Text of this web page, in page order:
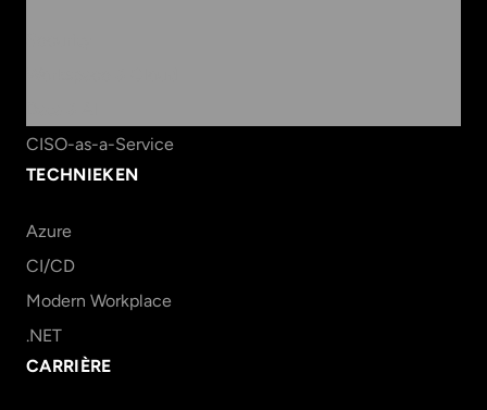
CISO-as-a-Service
TECHNIEKEN
Azure
CI/CD
Modern Workplace
.NET
CARRIÈRE